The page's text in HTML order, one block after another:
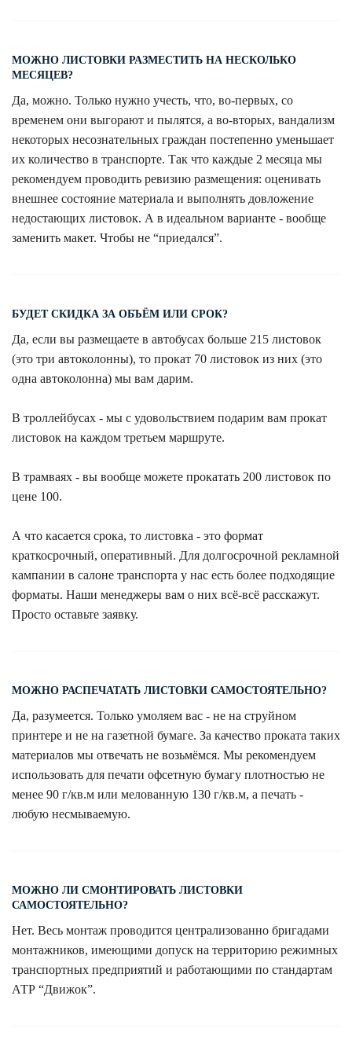
МОЖНО ЛИСТОВКИ РАЗМЕСТИТЬ НА НЕСКОЛЬКО
МЕСЯЦЕВ?
Да, можно. Только нужно учесть, что, во-первых, со
временем они выгорают и пылятся, а во-вторых, вандализм
некоторых несознательных граждан постепенно уменьшает
их количество в транспорте. Так что каждые 2 месяца мы
рекомендуем проводить ревизию размещения: оценивать
внешнее состояние материала и выполнять довложение
недостающих листовок. А в идеальном варианте - вообще
заменить макет. Чтобы не “приедался”.
БУДЕТ СКИДКА ЗА ОБЪЁМ ИЛИ СРОК?
Да, если вы размещаете в автобусах больше 215 листовок
(это три автоколонны), то прокат 70 листовок из них (это
одна автоколонна) мы вам дарим.
В троллейбусах - мы с удовольствием подарим вам прокат
листовок на каждом третьем маршруте.
В трамваях - вы вообще можете прокатать 200 листовок по
цене 100.
А что касается срока, то листовка - это формат
краткосрочный, оперативный. Для долгосрочной рекламной
кампании в салоне транспорта у нас есть более подходящие
форматы. Наши менеджеры вам о них всё-всё расскажут.
Просто оставьте заявку.
МОЖНО РАСПЕЧАТАТЬ ЛИСТОВКИ САМОСТОЯТЕЛЬНО?
Да, разумеется. Только умоляем вас - не на струйном
принтере и не на газетной бумаге. За качество проката таких
материалов мы отвечать не возьмёмся. Мы рекомендуем
использовать для печати офсетную бумагу плотностью не
менее 90 г/кв.м или мелованную 130 г/кв.м, а печать -
любую несмываемую.
МОЖНО ЛИ СМОНТИРОВАТЬ ЛИСТОВКИ
САМОСТОЯТЕЛЬНО?
Нет. Весь монтаж проводится централизованно бригадами
монтажников, имеющими допуск на территорию режимных
транспортных предприятий и работающими по стандартам
АТР “Движок”.